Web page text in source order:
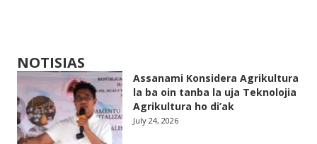
NOTISIAS
Assanami Konsidera Agrikultura
la ba oin tanba la uja Teknolojia
Agrikultura ho di’ak
July 24, 2026